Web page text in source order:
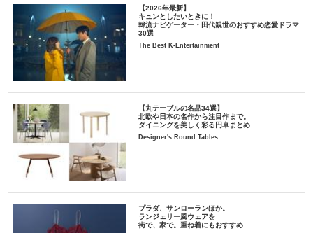
【2026年最新】
キュンとしたいときに！
韓流ナビゲーター・田代親世のおすすめ恋愛ドラマ
30選
The Best K-Entertainment
【丸テーブルの名品34選】
北欧や日本の名作から注目作まで。
ダイニングを美しく彩る円卓まとめ
Designer's Round Tables
プラダ、サンローランほか。
ランジェリー風ウェアを
街で、家で。重ね着にもおすすめ